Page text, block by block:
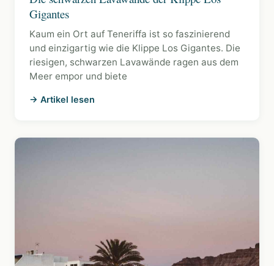
Gigantes
Kaum ein Ort auf Teneriffa ist so faszinierend
und einzigartig wie die Klippe Los Gigantes. Die
riesigen, schwarzen Lavawände ragen aus dem
Meer empor und biete
→ Artikel lesen